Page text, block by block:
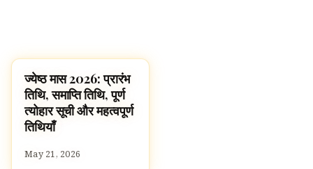
FESTIVALS
ज्येष्ठ मास 2026: प्रारंभ
तिथि, समाप्ति तिथि, पूर्ण
त्योहार सूची और महत्वपूर्ण
तिथियाँ
May 21, 2026